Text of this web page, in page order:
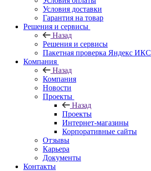
Условия доставки
Гарантия на товар
Решения и сервисы
Назад
Решения и сервисы
Пакетная проверка Яндекс ИКС
Компания
Назад
Компания
Новости
Проекты
Назад
Проекты
Интернет-магазины
Корпоративные сайты
Отзывы
Карьера
Документы
Контакты